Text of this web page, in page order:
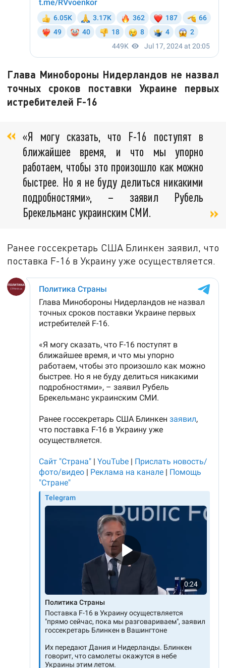
Глава Минобороны Нидерландов не назвал
точных сроков поставки Украине первых
истребителей F-16
«Я могу сказать, что F-16 поступят в
ближайшее время, и что мы упорно
работаем, чтобы это произошло как можно
быстрее. Но я не буду делиться никакими
подробностями», – заявил Рубель
Брекельманс украинским СМИ.
Ранее госсекретарь США Блинкен заявил, что
поставка F-16 в Украину уже осуществляется.